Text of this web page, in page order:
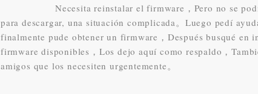
Necesita reinstalar el firmware，Pero no se
para descargar, una situación complicada。Luego pedí
finalmente pude obtener un firmware，Después busqué en
firmware disponibles，Los dejo aquí como respaldo，
amigos que los necesiten urgentemente。